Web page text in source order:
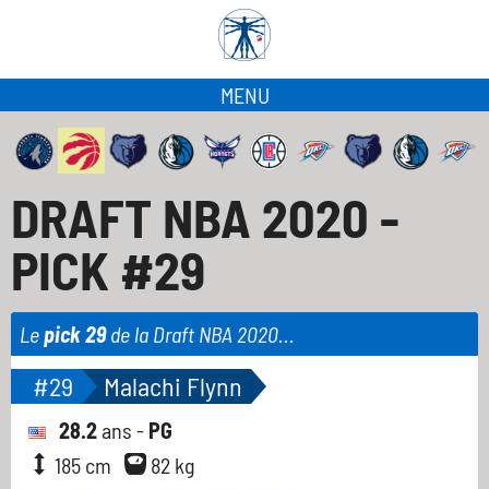
MENU
DRAFT NBA 2020 -
PICK #29
Lepick 29de la Draft NBA 2020...
#29 Malachi Flynn
28.2 ans - PG
185 cm
82 kg